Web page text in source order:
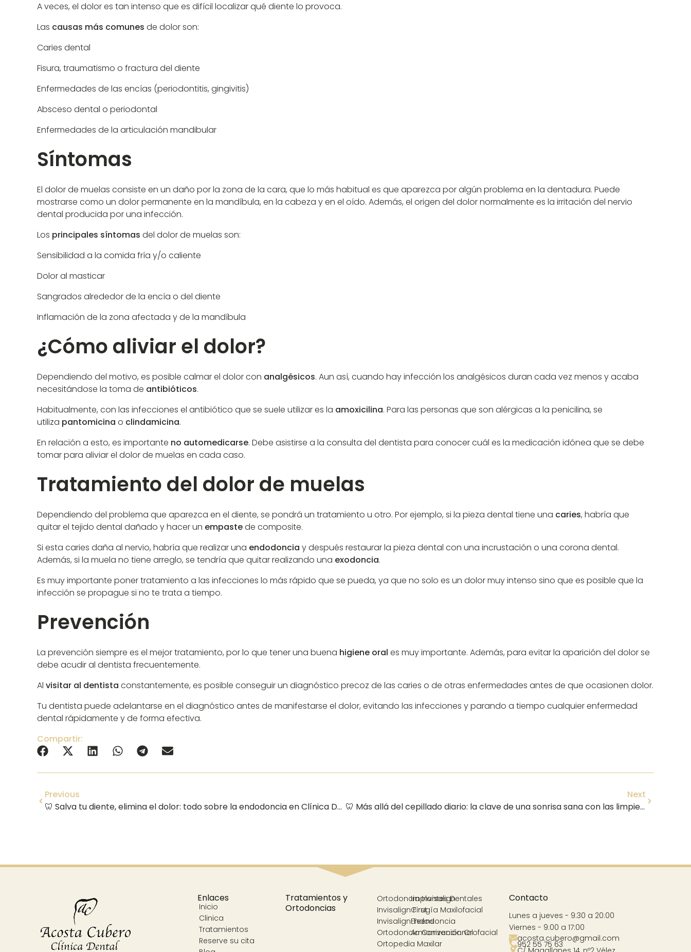
A veces, el dolor es tan intenso que es difícil localizar qué diente lo provoca.
Las causas más comunes de dolor son:
Caries dental
Fisura, traumatismo o fractura del diente
Enfermedades de las encías (periodontitis, gingivitis)
Absceso dental o periodontal
Enfermedades de la articulación mandibular
Síntomas
El dolor de muelas consiste en un daño por la zona de la cara, que lo más habitual es que aparezca por algún problema en la dentadura. Puede
mostrarse como un dolor permanente en la mandíbula, en la cabeza y en el oído. Además, el origen del dolor normalmente es la irritación del nervio
dental producida por una infección.
Los principales síntomas del dolor de muelas son:
Sensibilidad a la comida fría y/o caliente
Dolor al masticar
Sangrados alrededor de la encía o del diente
Inflamación de la zona afectada y de la mandíbula
¿Cómo aliviar el dolor?
Dependiendo del motivo, es posible calmar el dolor con analgésicos. Aun así, cuando hay infección los analgésicos duran cada vez menos y acaba
necesitándose la toma de antibióticos.
Habitualmente, con las infecciones el antibiótico que se suele utilizar es la amoxicilina. Para las personas que son alérgicas a la penicilina, se
utiliza pantomicina o clindamicina.
En relación a esto, es importante no automedicarse. Debe asistirse a la consulta del dentista para conocer cuál es la medicación idónea que se debe
tomar para aliviar el dolor de muelas en cada caso.
Tratamiento del dolor de muelas
Dependiendo del problema que aparezca en el diente, se pondrá un tratamiento u otro. Por ejemplo, si la pieza dental tiene una caries, habría que
quitar el tejido dental dañado y hacer un empastede composite.
Si esta caries daña al nervio, habría que realizar una endodoncia y después restaurar la pieza dental con una incrustación o una corona dental.
Además, si la muela no tiene arreglo, se tendría que quitar realizando una exodoncia.
Es muy importante poner tratamiento a las infecciones lo más rápido que se pueda, ya que no solo es un dolor muy intenso sino que es posible que la
infección se propague si no te trata a tiempo.
Prevención
La prevención siempre es el mejor tratamiento, por lo que tener una buena higiene oral es muy importante. Además, para evitar la aparición del dolor se
debe acudir al dentista frecuentemente.
Al visitar al dentista constantemente, es posible conseguir un diagnóstico precoz de las caries o de otras enfermedades antes de que ocasionen dolor.
Tu dentista puede adelantarse en el diagnóstico antes de manifestarse el dolor, evitando las infecciones y parando a tiempo cualquier enfermedad
dental rápidamente y de forma efectiva.
Compartir:
Previous
🦷 Salva tu diente, elimina el dolor: todo sobre la endodoncia en Clínica Dental Acosta Cubero (Vélez-Málaga) ✨
Next
🦷 Más allá del cepillado diario: la clave de una sonrisa sana con las limpiezas dentales profesionales en Vélez-Málaga ✨
Enlaces
Inicio
Clinica
Tratamientos
Reserve su cita
Tratamientos y
Ortodoncias
Ortodoncia Invisalign
Invisalign First
Invisalign Teens
Ortodoncia Convencional
Ortopedia Maxilar
Implantes Dentales
Cirugía Maxilofacial
Endodoncia
Armonización Orofacial
Contacto
Lunes a jueves - 9:30 a 20:00
Viernes - 9:00 a 17:00
acosta.cubero@gmail.com
952 55 75 63